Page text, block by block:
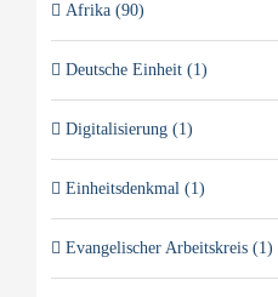
Afrika (90)
Deutsche Einheit (1)
Digitalisierung (1)
Einheitsdenkmal (1)
Evangelischer Arbeitskreis (1)